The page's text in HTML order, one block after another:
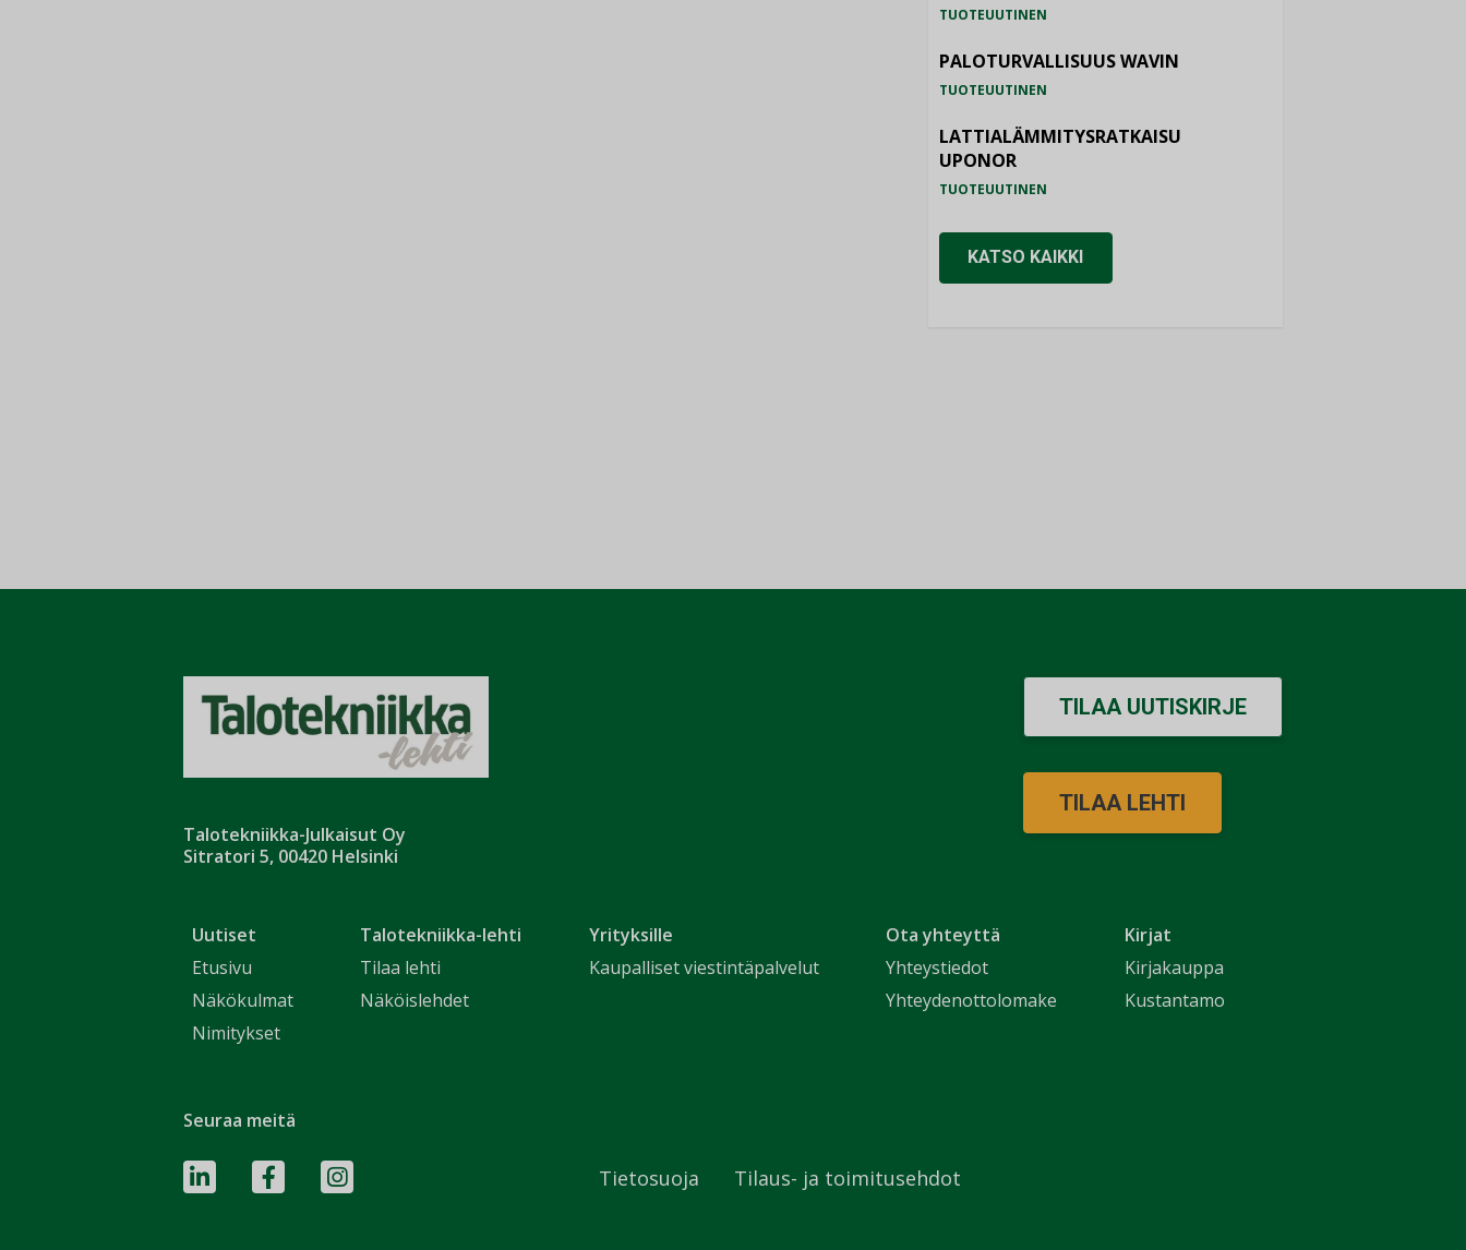
TUOTEUUTINEN
PALOTURVALLISUUS WAVIN
TUOTEUUTINEN
LATTIALÄMMITYSRATKAISU
UPONOR
TUOTEUUTINEN
KATSO KAIKKI
Talotekniikka-Julkaisut Oy
Sitratori 5, 00420 Helsinki
Uutiset
Etusivu
Näkökulmat
Nimitykset
Talotekniikka-lehti
Tilaa lehti
Näköislehdet
Yrityksille
Kaupalliset viestintäpalvelut
Ota yhteyttä
Yhteystiedot
Yhteydenottolomake
Kirjat
Kirjakauppa
Kustantamo
TILAA UUTISKIRJE
TILAA LEHTI
Seuraa meitä
Tietosuoja Tilaus- ja toimitusehdot